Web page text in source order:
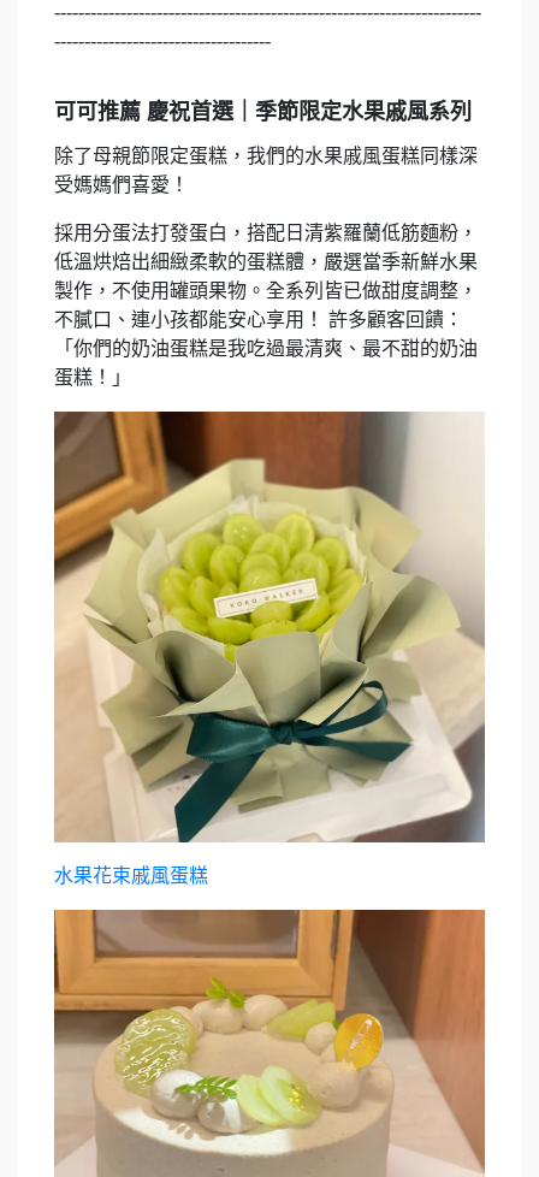
-----------------------------------------------------------------------
------------------------------------
可可推薦 慶祝首選｜季節限定水果戚風系列
除了母親節限定蛋糕，我們的水果戚風蛋糕同樣深
受媽媽們喜愛！
採用分蛋法打發蛋白，搭配日清紫羅蘭低筋麵粉，
低溫烘焙出細緻柔軟的蛋糕體，嚴選當季新鮮水果
製作，不使用罐頭果物。全系列皆已做甜度調整，
不膩口、連小孩都能安心享用！ 許多顧客回饋：
「你們的奶油蛋糕是我吃過最清爽、最不甜的奶油
蛋糕！」
水果花束戚風蛋糕